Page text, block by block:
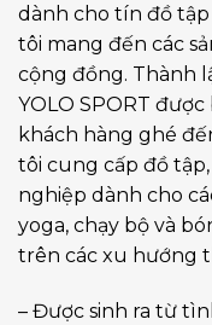
dành cho tín đồ
tôi mang đến các
cộng đồng. Thành
YOLO SPORT
khách hàng ghé
tôi cung cấp đồ
nghiệp dành cho
yoga, chạy bộ và
trên các xu hướng
– Được sinh ra từ